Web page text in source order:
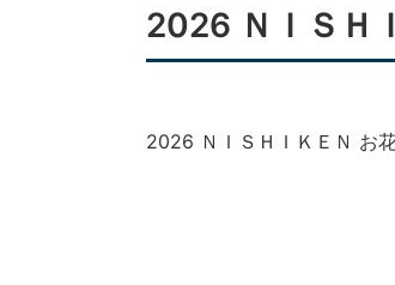
2026 ＮＩＳＨ
2026 ＮＩＳＨＩＫＥＮ お